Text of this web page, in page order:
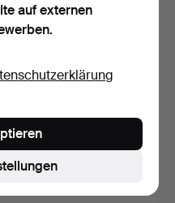
ZUCKERSCHALE, Silber,
Firma Gustaf Möllenb…
9 Tage
Schätzwert
auf externen